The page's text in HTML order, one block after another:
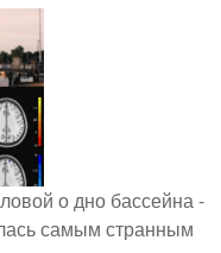
о дно бассейна -
самым странным